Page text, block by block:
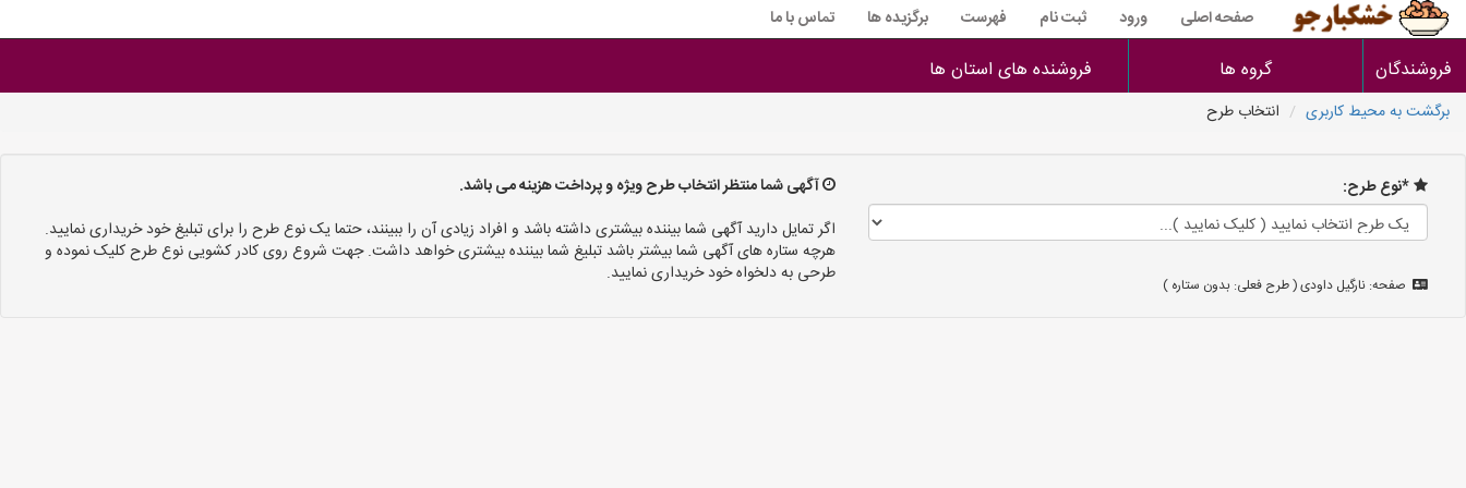
صفحه اصلی ورود ثبت نام فهرست برگزیده ها تماس با ما
فروشندگان گروه ها فروشنده های استان ها
برگشت به محیط کاربری انتخاب طرح
*نوع طرح:
صفحه: نارگیل داودی ( طرح فعلی: بدون ستاره )
آگهی شما منتظر انتخاب طرح ویژه و پرداخت هزینه می باشد.
اگر تمایل دارید آگهی شما بیننده بیشتری داشته باشد و افراد زیادی آن را ببینند، حتما یک نوع طرح را برای تبلیغ خود خریداری نمایید.
هرچه ستاره های آگهی شما بیشتر باشد تبلیغ شما بیننده بیشتری خواهد داشت. جهت شروع روی کادر کشویی نوع طرح کلیک نموده و
طرحی به دلخواه خود خریداری نمایید.